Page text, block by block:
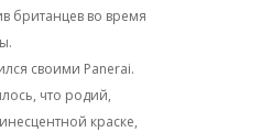
британцев во время
своими Panerai.
что родий,
краске,